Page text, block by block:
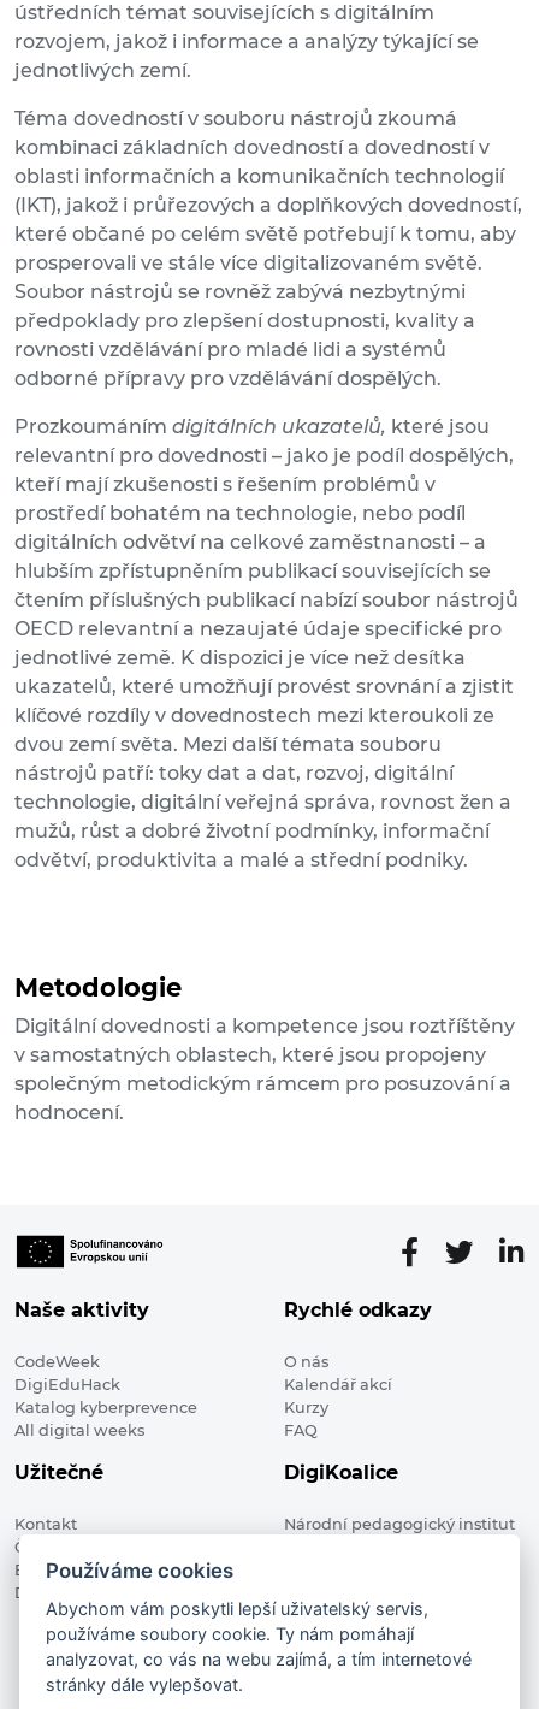
ústředních témat souvisejících s digitálním
rozvojem, jakož i informace a analýzy týkající se
jednotlivých zemí.
Téma dovedností v souboru nástrojů zkoumá
kombinaci základních dovedností a dovedností v
oblasti informačních a komunikačních technologií
(IKT), jakož i průřezových a doplňkových dovedností,
které občané po celém světě potřebují k tomu, aby
prosperovali ve stále více digitalizovaném světě.
Soubor nástrojů se rovněž zabývá nezbytnými
předpoklady pro zlepšení dostupnosti, kvality a
rovnosti vzdělávání pro mladé lidi a systémů
odborné přípravy pro vzdělávání dospělých.
Prozkoumáním digitálních ukazatelů, které jsou
relevantní pro dovednosti – jako je podíl dospělých,
kteří mají zkušenosti s řešením problémů v
prostředí bohatém na technologie, nebo podíl
digitálních odvětví na celkové zaměstnanosti – a
hlubším zpřístupněním publikací souvisejících se
čtením příslušných publikací nabízí soubor nástrojů
OECD relevantní a nezaujaté údaje specifické pro
jednotlivé země. K dispozici je více než desítka
ukazatelů, které umožňují provést srovnání a zjistit
klíčové rozdíly v dovednostech mezi kteroukoli ze
dvou zemí světa. Mezi další témata souboru
nástrojů patří: toky dat a dat, rozvoj, digitální
technologie, digitální veřejná správa, rovnost žen a
mužů, růst a dobré životní podmínky, informační
odvětví, produktivita a malé a střední podniky.
Metodologie
Digitální dovednosti a kompetence jsou roztříštěny
v samostatných oblastech, které jsou propojeny
společným metodickým rámcem pro posuzování a
hodnocení.
Naše aktivity
CodeWeek
DigiEduHack
Katalog kyberprevence
All digital weeks
Rychlé odkazy
O nás
Kalendář akcí
Kurzy
FAQ
Užitečné
Kontakt
Členské organizace
Blog
Digitalizace ve vzdělávání
DigiKoalice
Národní pedagogický institut
DigiKoalice 2021. All rights reserved
Vstup do administrace
Používáme cookies
Abychom vám poskytli lepší uživatelský servis,
používáme soubory cookie. Ty nám pomáhají
analyzovat, co vás na webu zajímá, a tím internetové
stránky dále vylepšovat.